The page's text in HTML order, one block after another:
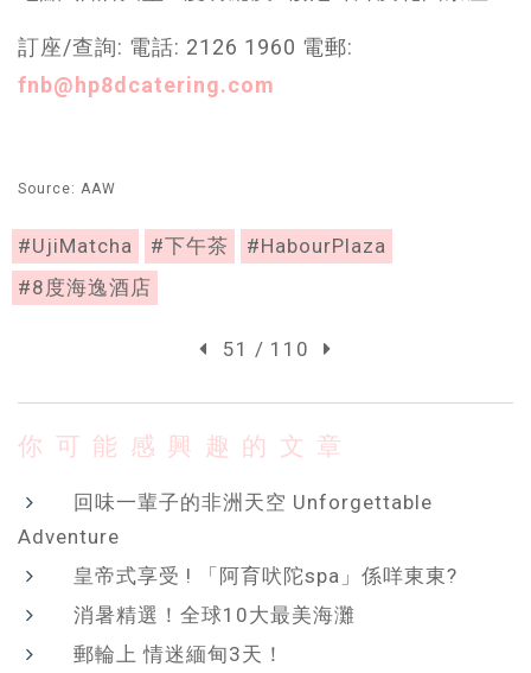
訂座/查詢: 電話: 2126 1960 電郵:
fnb@hp8dcatering.com
Source: AAW
#UjiMatcha #下午茶
#HabourPlaza
#8度海逸酒店
51 / 110
你可能感興趣的文章
回味一輩子的非洲天空 Unforgettable
Adventure
皇帝式享受 ! 「阿育吠陀spa」係咩東東?
消暑精選！全球10大最美海灘
郵輪上 情迷緬甸3天！